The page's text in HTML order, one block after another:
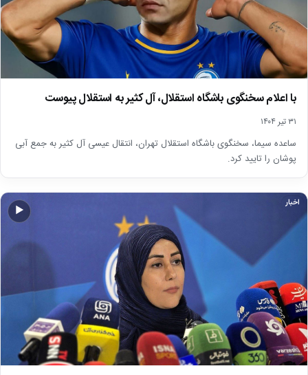
با اعلام سخنگوی باشگاه استقلال، آل کثیر به استقلال پیوست
۳۱ تیر ۱۴۰۴
ساعده سیما، سخنگوی باشگاه استقلال تهران، انتقال عیسی آل کثیر به جمع آبی
پوشان را تایید کرد.
▶
اخبار